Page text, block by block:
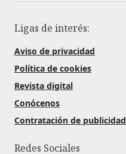
Ligas de interés:
Aviso de privacidad
Política de cookies
Revista digital
Conócenos
Contratación de publicidad
Redes Sociales